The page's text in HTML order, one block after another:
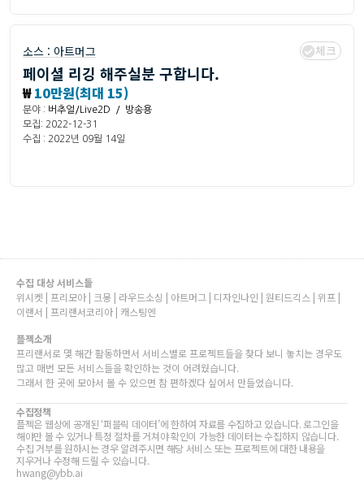
소스 : 아트머그 체크
페이셜 리깅 해주실분 구합니다.
₩10만원(최대 15)
분야 : 버추얼/Live2D / 방송용
모집: 2022-12-31
수집 : 2022년 09월 14일
수집 대상 서비스들
위시켓 | 프리모아 | 크몽 | 라우드소싱 | 아트머그 | 디자인나인 | 원티드긱스 | 위프 |
이랜서 | 프리랜서코리아 | 캐스팅엔
플젝소개
프리랜서로 몇 해간 활동하면서 서비스별로 프로젝트들을 찾다 보니 놓치는 경우도
많고 매번 모든 서비스들을 확인하는 것이 어려웠습니다.
그래서 한 곳에 모아서 볼 수 있으면 참 편하겠다 싶어서 만들었습니다.
수집정책
플젝은 웹상에 공개된 ‘퍼블릭 데이터’에 한하여 자료를 수집하고 있습니다. 로그인을
해야만 볼 수 있거나 특정 절차를 거쳐야 확인이 가능한 데이터는 수집하지 않습니다.
수집 거부를 원하시는 경우 알려주시면 해당 서비스 또는 프로젝트에 대한 내용을
지우거나 수정해 드릴 수 있습니다.
hwang@ybb.ai